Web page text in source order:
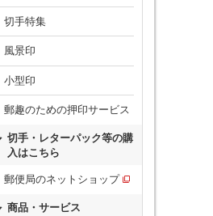
切手特集
風景印
小型印
郵趣のための押印サービス
切手・レターパック等の購
入はこちら
郵便局のネットショップ
商品・サービス